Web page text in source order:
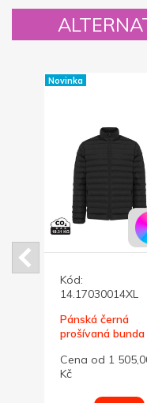
Novinka
Kód:
14.17030014XL
Pánská černá
prošívaná bunda
Cena od 1
Kč